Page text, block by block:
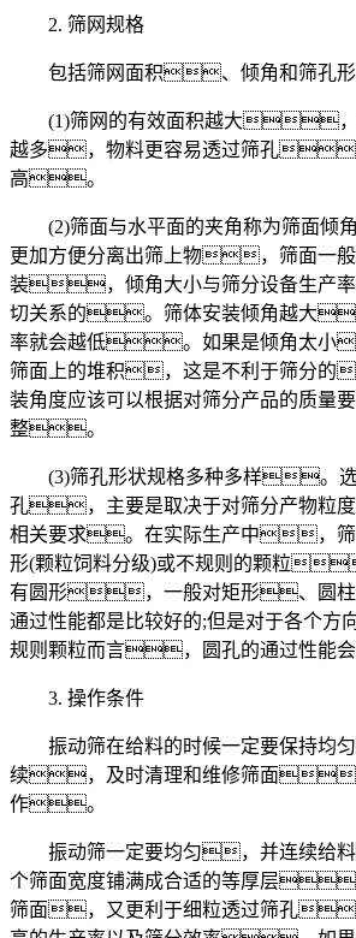
2. 筛网规格
包括筛网面积、倾角和筛孔
(1)筛网的有效面积越大，
越多，物料更容易透过筛孔
高。
(2)筛面与水平面的夹角称为筛面倾
更加方便分离出筛上物，筛面一般
装，倾角大小与筛分设备生产率
切关系的。筛体安装倾角越大
率就会越低。如果是倾角太小
筛面上的堆积，这是不利于筛分
装角度应该可以根据对筛分产品的质量
整。
(3)筛孔形状规格多种多样。选
孔，主要是取决于对筛分产物粒度
相关要求。在实际生产中，筛
形(颗粒饲料分级)或不规则的颗粒
有圆形，一般对矩形、圆
通过性能都是比较好的;但是对于各个方
规则颗粒而言，圆孔的通过性能
3. 操作条件
振动筛在给料的时候一定要保持均
续，及时清理和维修筛面
作。
振动筛一定要均匀，并连续给
个筛面宽度铺满成合适的等厚层
筛面，又更利于细粒透过筛孔